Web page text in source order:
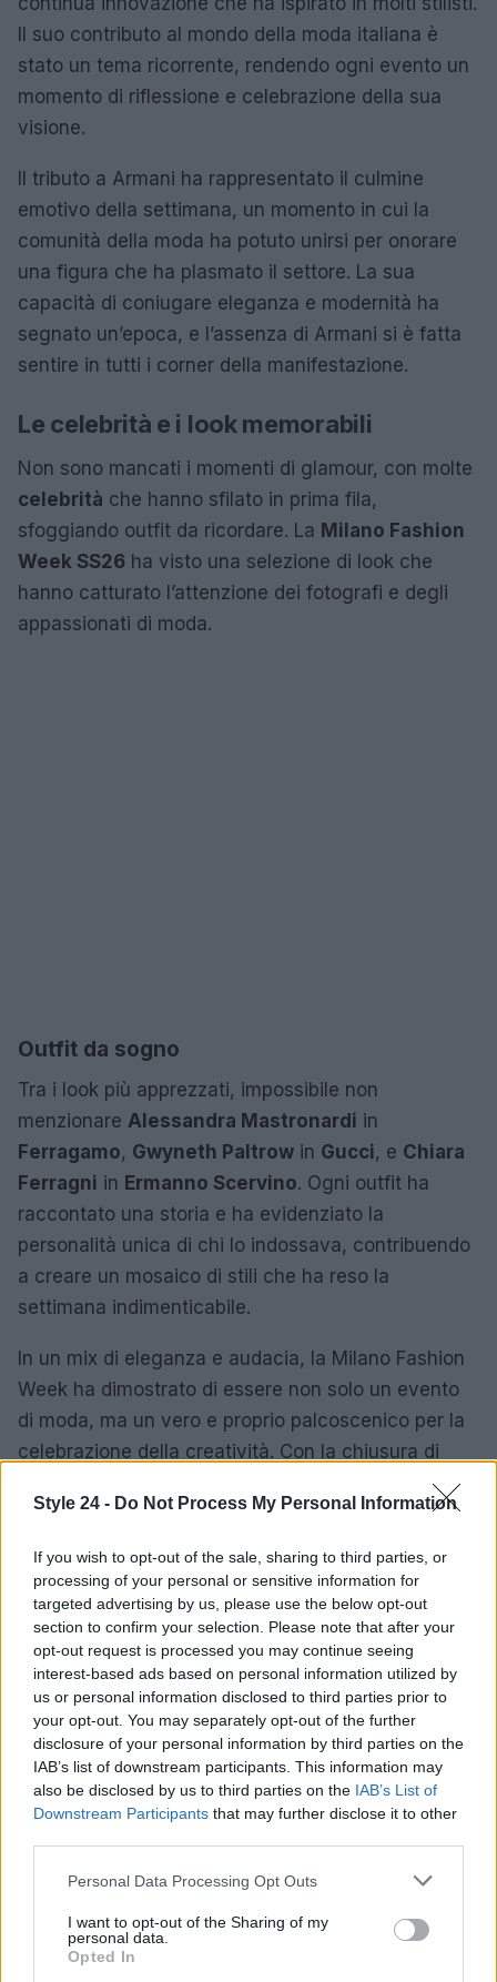
Style 24 - Do Not Process My Personal Information
If you wish to opt-out of the sale, sharing to third parties, or
processing of your personal or sensitive information for
targeted advertising by us, please use the below opt-out
section to confirm your selection. Please note that after your
opt-out request is processed you may continue seeing
interest-based ads based on personal information utilized by
us or personal information disclosed to third parties prior to
your opt-out. You may separately opt-out of the further
disclosure of your personal information by third parties on the
IAB’s list of downstream participants. This information may
also be disclosed by us to third parties on the IAB’s List of
Downstream Participants that may further disclose it to other
Please note that this website/app uses one or more Google
not limited to your visit or usage behaviour. You may click to
grant or deny consent to Google and its third-party tags to
use your data for below specified purposes in below Google
Personal Data Processing Opt Outs
I want to opt-out of the Sharing of my
personal data.
Opted In
Il suo contributo al mondo della moda italiana è
stato un tema ricorrente, rendendo ogni evento un
momento di riflessione e celebrazione della sua
visione.
Il tributo a Armani ha rappresentato il culmine
emotivo della settimana, un momento in cui la
comunità della moda ha potuto unirsi per onorare
una figura che ha plasmato il settore. La sua
capacità di coniugare eleganza e modernità ha
segnato un’epoca, e l’assenza di Armani si è fatta
sentire in tutti i corner della manifestazione.
Le celebrità e i look memorabili
Non sono mancati i momenti di glamour, con molte
celebrità che hanno sfilato in prima fila,
sfoggiando outfit da ricordare. La Milano Fashion
Week SS26 ha visto una selezione di look che
hanno catturato l’attenzione dei fotografi e degli
appassionati di moda.
Outfit da sogno
Tra i look più apprezzati, impossibile non
menzionare Alessandra Mastronardi in
Ferragamo, Gwyneth Paltrow in Gucci, e Chiara
Ferragni in Ermanno Scervino. Ogni outfit ha
raccontato una storia e ha evidenziato la
personalità unica di chi lo indossava, contribuendo
a creare un mosaico di stili che ha reso la
settimana indimenticabile.
In un mix di eleganza e audacia, la Milano Fashion
Week ha dimostrato di essere non solo un evento
di moda, ma un vero e proprio palcoscenico per la
celebrazione della creatività. Con la chiusura di
questa edizione, Milano cede ora il testimone alla
Fashion Week di Parigi, che promette di portare
caratterizza il mondo della moda.
AUTORE
Staff